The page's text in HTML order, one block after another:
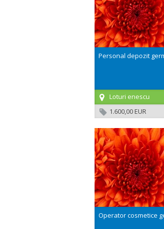
Personal depozit
Loturi enescu
1.600,00 EUR
Operator cosmetice